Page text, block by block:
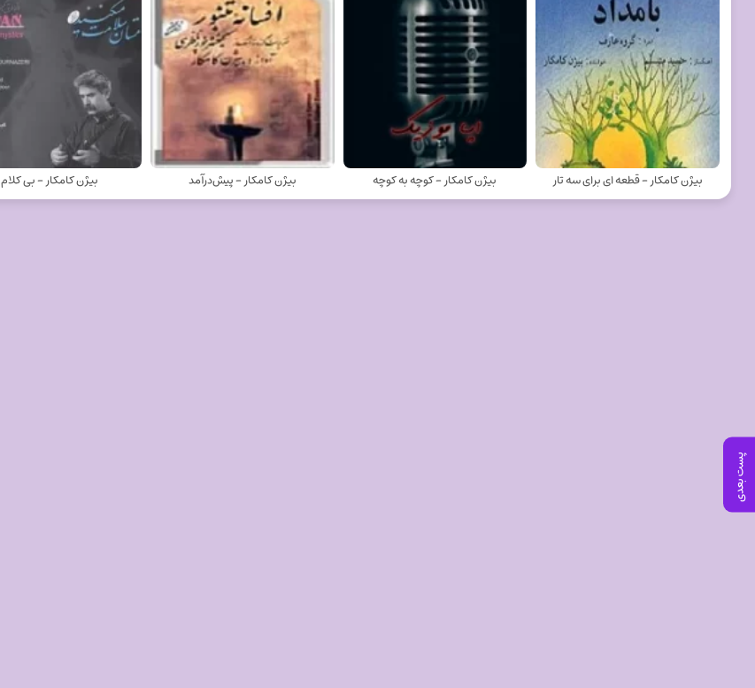
پست بعدی
بیژن کامکار - قطعه ای برای سه تار بیژن کامکار - کوچه به کوچه بیژن کامکار - پیش‌درآمد بیژن کامکار - بی کلام